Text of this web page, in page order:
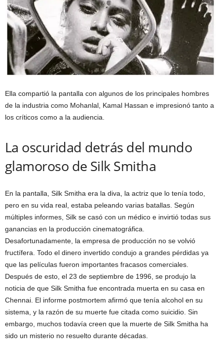
Ella compartió la pantalla con algunos de los principales hombres
de la industria como Mohanlal, Kamal Hassan e impresionó tanto a
los críticos como a la audiencia.
La oscuridad detrás del mundo
glamoroso de Silk Smitha
En la pantalla, Silk Smitha era la diva, la actriz que lo tenía todo,
pero en su vida real, estaba peleando varias batallas. Según
múltiples informes, Silk se casó con un médico e invirtió todas sus
ganancias en la producción cinematográfica.
Desafortunadamente, la empresa de producción no se volvió
fructífera. Todo el dinero invertido condujo a grandes pérdidas ya
que las películas fueron importantes fracasos comerciales.
Después de esto, el 23 de septiembre de 1996, se produjo la
noticia de que Silk Smitha fue encontrada muerta en su casa en
Chennai. El informe postmortem afirmó que tenía alcohol en su
sistema, y ​​la razón de su muerte fue citada como suicidio. Sin
embargo, muchos todavía creen que la muerte de Silk Smitha ha
sido un misterio no resuelto durante décadas.